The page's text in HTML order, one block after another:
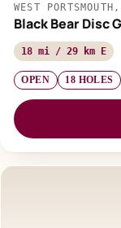
WEST
Black Bear Disc
18 mi / 29 km E
OPEN 18 HOLES